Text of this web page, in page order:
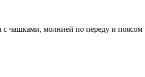
с чашками, молнией по переду и поясом